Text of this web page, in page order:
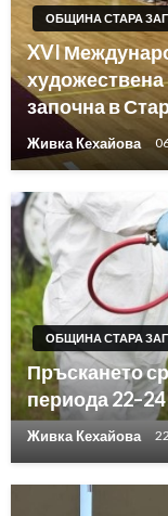
ОБЩИНА СТАРА
XVI
художествена
започна в
Живка Кехайова
ОБЩИНА СТАРА
Пръскането
периода
Живка Кехайова